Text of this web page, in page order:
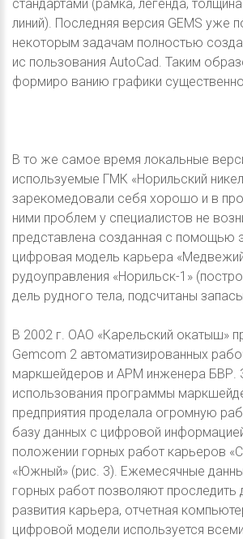
стандартами (рамка, легенда,
линий). Последняя версия GEMS уже
некоторым задачам полностью
ис пользования AutoCad. Таким
формиро ванию графики
В то же самое время локальные
используемые ГМК «Норильский
зарекомедовали себя хорошо и в
ними проблем у специалистов не
представлена созданная с помощью
цифровая модель карьера
рудоуправления «Норильск-1»
дель рудного тела, подсчитаны
В 2002 г. ОАО «Карельский окатыш»
Gemcom 2 автоматизированных
маркшейдеров и АРМ инженера БВР.
использования программы
предприятия проделала огромную
базу данных с цифровой
положении горных работ карьеров
«Южный» (рис. 3). Ежемесячные
горных работ позволяют проследить
развития карьера, отчетная
цифровой модели используется